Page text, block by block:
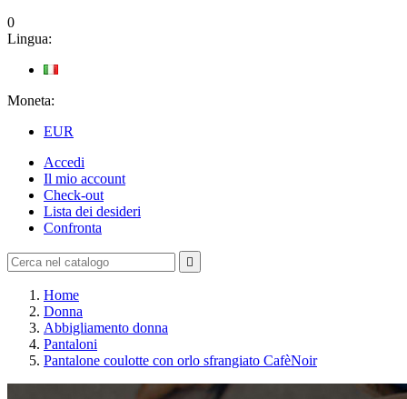
0
Lingua:
Moneta:
EUR
Accedi
Il mio account
Check-out
Lista dei desideri
Confronta

Home
Donna
Abbigliamento donna
Pantaloni
Pantalone coulotte con orlo sfrangiato CafèNoir